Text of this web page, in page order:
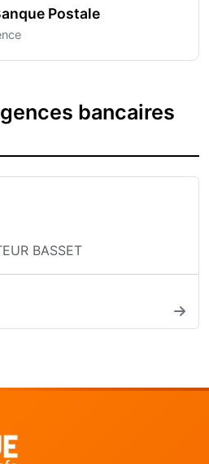
Postale
bancaires
BASSET